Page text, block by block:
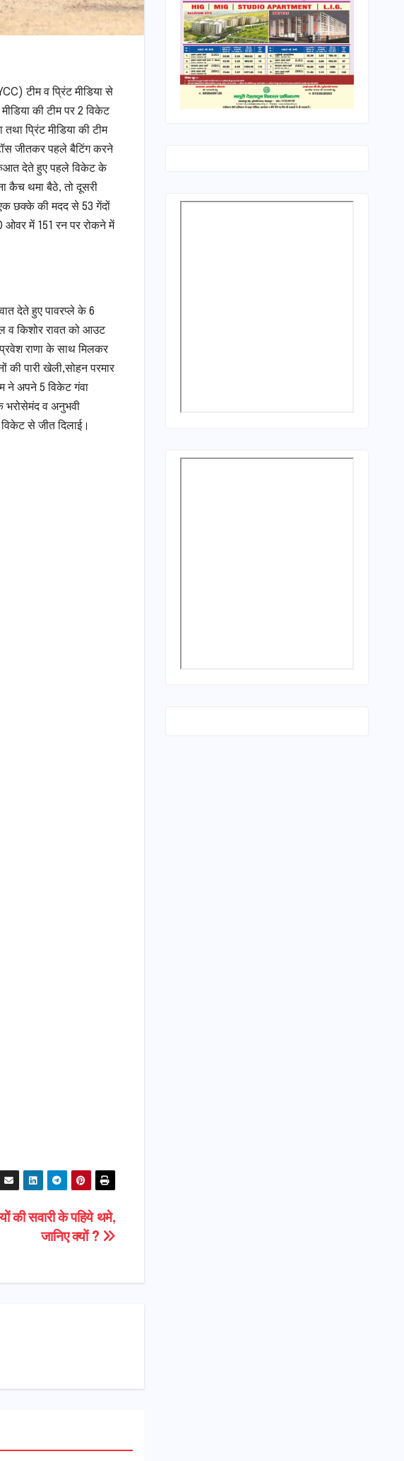
टीम व प्रिंट मीडिया से
की टीम पर 2 विकेट
प्रिंट मीडिया की टीम
टॉस जीतकर पहले बैटिंग करने
देते हुए पहले विकेट के
कैच थमा बैठे, तो दूसरी
छक्के की मदद से 53 गेंदों
ओवर में 151 रन पर रोकने में
देते हुए पावरप्ले के 6
व किशोर रावत को आउट
राणा के साथ मिलकर
पारी खेली,सोहन परमार
ने अपने 5 विकेट गंवा
भरोसेमंद व अनुभवी
से जीत दिलाई।
की सवारी के पहिये थमे,
जानिए क्यों ?